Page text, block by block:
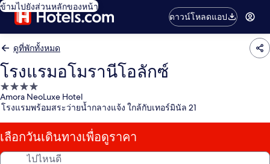
ข้ามไปยังส่วนหลักของหน้า
ดาวน์โหลดแอป
ดูที่พักทั้งหมด
โรงแรมอโมรานีโอลักซ์
ที่พัก
4.0
Amora NeoLuxe Hotel
โรงแรมพร้อมสระว่ายน้ำกลางแจ้ง ใกล้กับเทอร์มินัล 21
เลือกวันเดินทางเพื่อดูราคา
ไปไหนดี